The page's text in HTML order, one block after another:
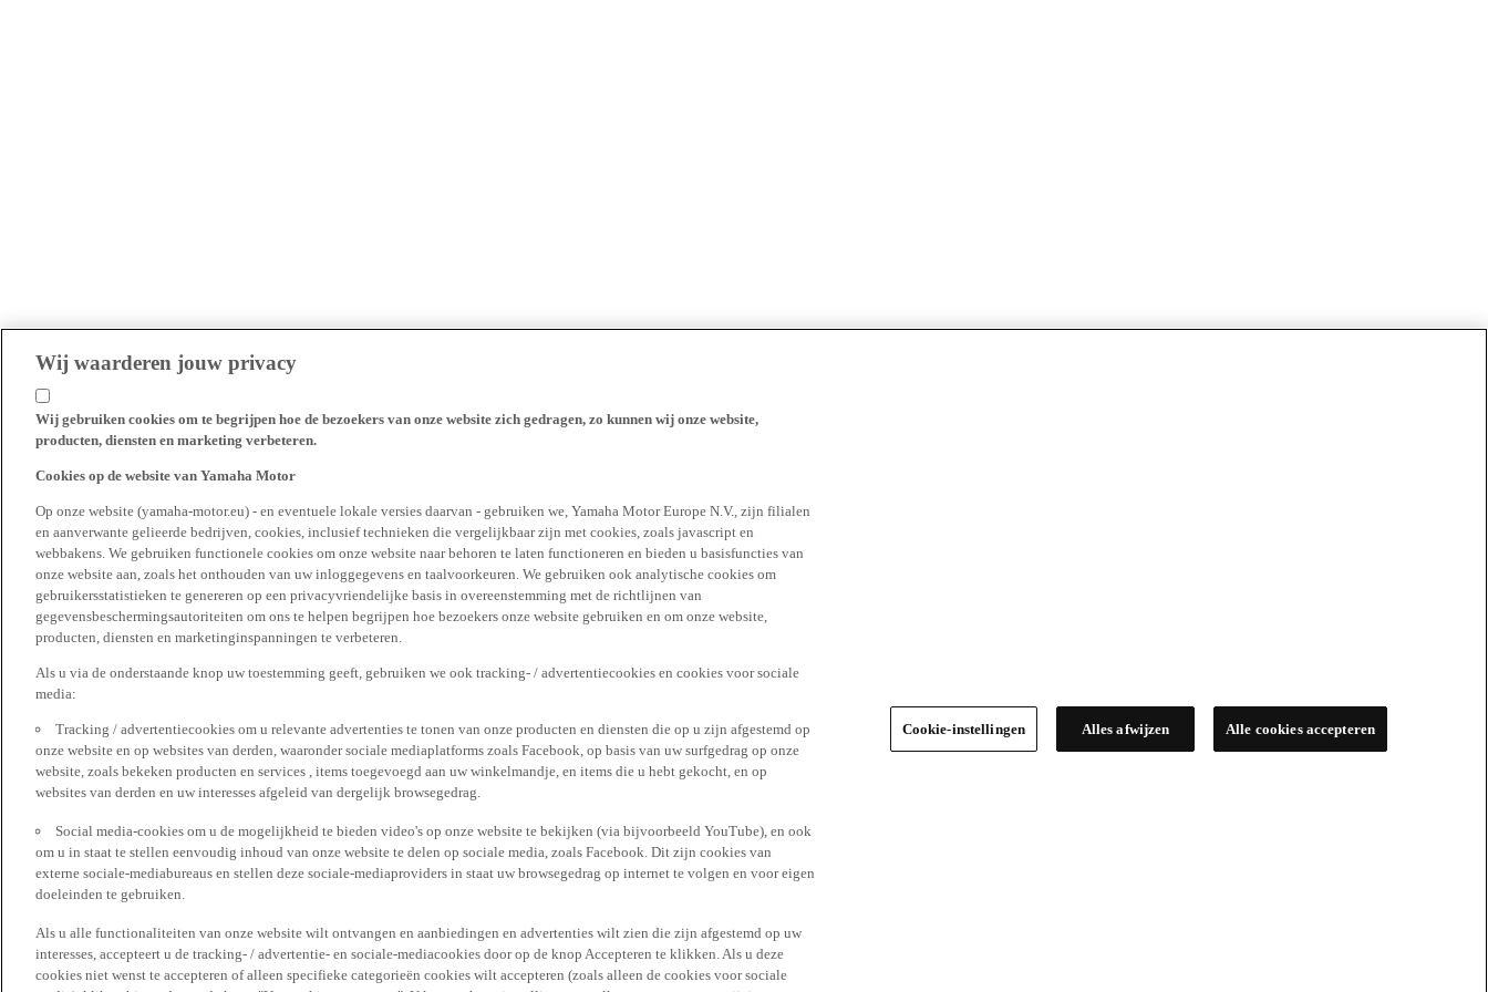
Wij waarderen jouw privacy
Wij gebruiken cookies om te begrijpen hoe de bezoekers van onze website zich gedragen, zo kunnen wij onze website,
producten, diensten en marketing verbeteren.
Cookies op de website van Yamaha Motor
Op onze website (yamaha-motor.eu) - en eventuele lokale versies daarvan - gebruiken we, Yamaha Motor Europe N.V., zijn filialen
en aanverwante gelieerde bedrijven, cookies, inclusief technieken die vergelijkbaar zijn met cookies, zoals javascript en
webbakens. We gebruiken functionele cookies om onze website naar behoren te laten functioneren en bieden u basisfuncties van
onze website aan, zoals het onthouden van uw inloggegevens en taalvoorkeuren. We gebruiken ook analytische cookies om
gebruikersstatistieken te genereren op een privacyvriendelijke basis in overeenstemming met de richtlijnen van
gegevensbeschermingsautoriteiten om ons te helpen begrijpen hoe bezoekers onze website gebruiken en om onze website,
producten, diensten en marketinginspanningen te verbeteren.
Als u via de onderstaande knop uw toestemming geeft, gebruiken we ook tracking- / advertentiecookies en cookies voor sociale
media:
Tracking / advertentiecookies om u relevante advertenties te tonen van onze producten en diensten die op u zijn afgestemd op
onze website en op websites van derden, waaronder sociale mediaplatforms zoals Facebook, op basis van uw surfgedrag op onze
website, zoals bekeken producten en services , items toegevoegd aan uw winkelmandje, en items die u hebt gekocht, en op
websites van derden en uw interesses afgeleid van dergelijk browsegedrag.
Social media-cookies om u de mogelijkheid te bieden video's op onze website te bekijken (via bijvoorbeeld YouTube), en ook
om u in staat te stellen eenvoudig inhoud van onze website te delen op sociale media, zoals Facebook. Dit zijn cookies van
externe sociale-mediabureaus en stellen deze sociale-mediaproviders in staat uw browsegedrag op internet te volgen en voor eigen
doeleinden te gebruiken.
Als u alle functionaliteiten van onze website wilt ontvangen en aanbiedingen en advertenties wilt zien die zijn afgestemd op uw
interesses, accepteert u de tracking- / advertentie- en sociale-mediacookies door op de knop Accepteren te klikken. Als u deze
cookies niet wenst te accepteren of alleen specifieke categorieën cookies wilt accepteren (zoals alleen de cookies voor sociale
Cookie-instellingen Alles afwijzen Alle cookies accepteren